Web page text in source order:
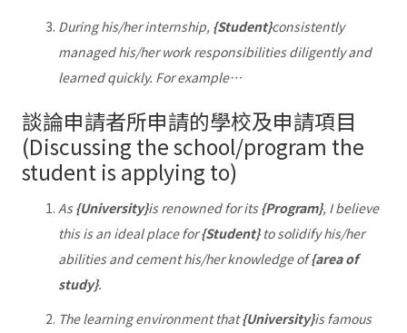
During his/her internship, {Student}consistently
managed his/her work responsibilities diligently and
learned quickly. For example…
談論申請者所申請的學校及申請項目
(Discussing the school/program the
student is applying to)
As{University}is renowned for its{Program}, I believe
this is an ideal place for{Student}to solidify his/her
abilities and cement his/her knowledge of{area of
study}.
The learning environment that{University}is famous